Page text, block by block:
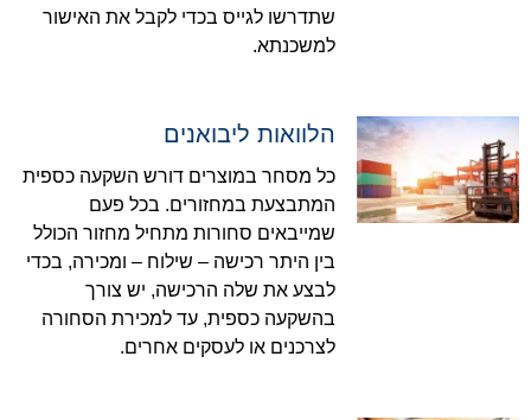
שתדרשו לגייס בכדי לקבל את האישור
למשכנתא.
הלוואות ליבואנים
כל מסחר במוצרים דורש השקעה כספית
המתבצעת במחזורים. בכל פעם
שמייבאים סחורות מתחיל מחזור הכולל
בין היתר רכישה – שילוח – ומכירה, בכדי
לבצע את שלה הרכישה, יש צורך
בהשקעה כספית, עד למכירת הסחורה
לצרכנים או לעסקים אחרים.